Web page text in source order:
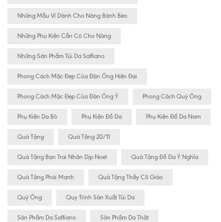
Những Mẫu Ví Dành Cho Nàng Bánh Bèo
Những Phụ Kiện Cần Có Cho Nàng
Những Sản Phẩm Túi Da Saffiano
Phong Cách Mặc Đẹp Của Đàn Ông Hiện Đại
Phong Cách Mặc Đẹp Của Đàn Ông Ý Phong Cách Quý Ông
Phụ Kiện Da Bò Phụ Kiện Đồ Da Phụ Kiện Đồ Da Nam
Quà Tặng Quà Tặng 20/11
Quà Tặng Bạn Trai Nhân Dịp Noel Quà Tặng Đồ Da Ý Nghĩa
Quà Tặng Phái Mạnh Quà Tặng Thầy Cô Giáo
Quý Ông Quy Trình Sản Xuất Túi Da
Sản Phẩm Da Saffiano Sản Phẩm Da Thật